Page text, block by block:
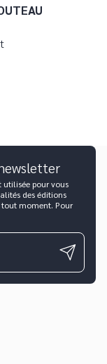
utilisée pour vous
des éditions
tout moment. Pour